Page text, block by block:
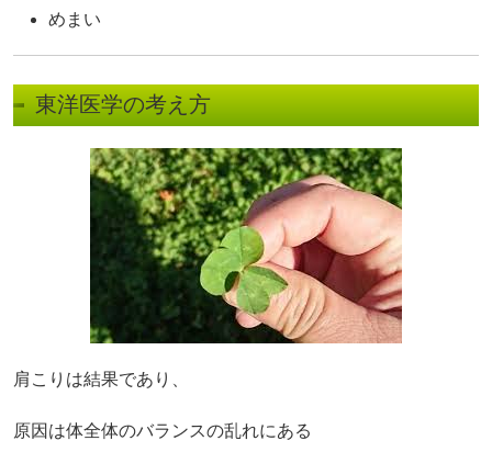
めまい
東洋医学の考え方
肩こりは結果であり、
原因は体全体のバランスの乱れにある